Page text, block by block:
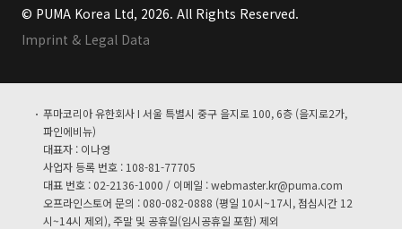
© PUMA Korea Ltd, 2026. All Rights Reserved.
Imprint & Legal Data
푸마코리아 유한회사 I 서울 특별시 중구 을지로 100, 6층 (을지로2가,
파인에비뉴)
대표자 : 이나영
사업자 등록 번호 : 108-81-77705
대표 번호 : 02-2136-1000 / 이메일 :webmaster.kr@puma.com
오프라인스토어 문의 : 080-082-0888 (평일 10시~17시, 점심시간 12
시~14시 제외), 주말 및 공휴일(임시공휴일 포함) 제외